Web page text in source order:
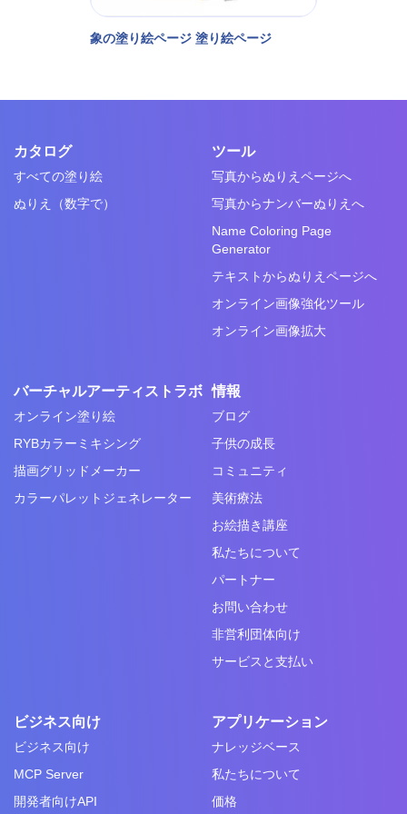
象の塗り絵ページ 塗り絵ページ
カタログ
すべての塗り絵
ぬりえ（数字で）
ツール
写真からぬりえページへ
写真からナンバーぬりえへ
Name Coloring Page
Generator
テキストからぬりえページへ
オンライン画像強化ツール
オンライン画像拡大
バーチャルアーティストラボ
オンライン塗り絵
RYBカラーミキシング
描画グリッドメーカー
カラーパレットジェネレーター
情報
ブログ
子供の成長
コミュニティ
美術療法
お絵描き講座
私たちについて
パートナー
お問い合わせ
非営利団体向け
サービスと支払い
ビジネス向け
ビジネス向け
MCP Server
開発者向けAPI
アプリケーション
ナレッジベース
私たちについて
価格